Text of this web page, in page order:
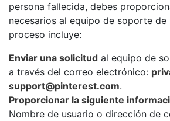
persona fallecida, debes
necesarios al equipo de soporte de
proceso incluye:
Enviar una solicitud al equipo de
a través del correo electrónico:
support@pinterest.com.
Proporcionar la siguiente
Nombre de usuario o dirección de